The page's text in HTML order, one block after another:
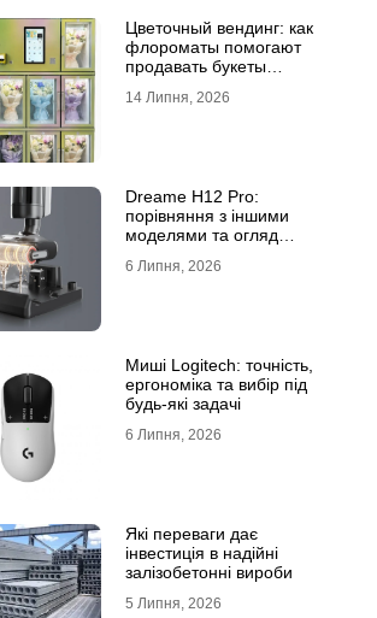
Цветочный вендинг: как
флороматы помогают
продавать букеты
14 Липня, 2026
Dreame H12 Pro:
порівняння з іншими
моделями та огляд
6 Липня, 2026
Миші Logitech: точність,
ергономіка та вибір під
будь-які задачі
6 Липня, 2026
Які переваги дає
інвестиція в надійні
залізобетонні вироби
5 Липня, 2026